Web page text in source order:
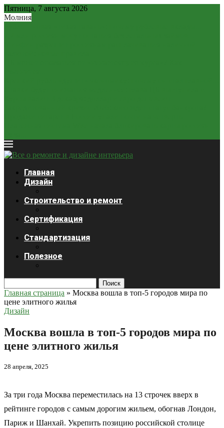
Пятница, 7 августа 2026
Молния
Главная
Дизайн
Строительство и ремонт
Сертификация
Стандартизация
Полезное
Поиск
Главная страница » Москва вошла в топ-5 городов мира по
цене элитного жилья
Дизайн
Москва вошла в топ-5 городов мира по
цене элитного жилья
28 апреля, 2025
За три года Москва переместилась на 13 строчек вверх в
рейтинге городов с самым дорогим жильем, обогнав Лондон,
Париж и Шанхай. Укрепить позицию российской столице